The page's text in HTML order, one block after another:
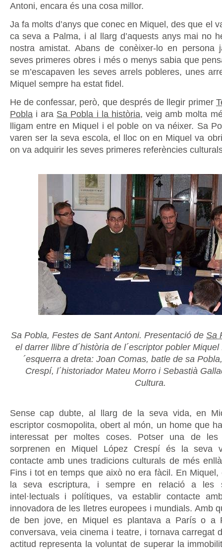
Antoni, encara és una cosa millor.
Ja fa molts d’anys que conec en Miquel, des que el
ca seva a Palma, i al llarg d’aquests anys mai no
nostra amistat. Abans de conèixer-lo en persona
seves primeres obres i més o menys sabia que
se m’escapaven les seves arrels pobleres, unes
Miquel sempre ha estat fidel.
He de confessar, però, que després de llegir primer
Pobla i ara Sa Pobla i la història, veig amb molta
lligam entre en Miquel i el poble on va néixer. Sa
varen ser la seva escola, el lloc on en Miquel va
on va adquirir les seves primeres referències
Sa Pobla, Festes de Sant Antoni. Presentació deSa
el darrer llibre d´història de l´escriptor pobler
´esquerra a dreta: Joan Comas, batle de sa
Crespí, l´historiador Mateu Morro i Sebastià
Cultura.
Sense cap dubte, al llarg de la seva vida, en
escriptor cosmopolita, obert al món, un home que
interessat per moltes coses. Potser una de
sorprenen en Miquel López Crespí és la seva
contacte amb unes tradicions culturals de més
Fins i tot en temps que això no era fàcil. En
la seva escriptura, i sempre en relació a les
intel·lectuals i polítiques, va establir contacte
innovadora de les lletres europees i mundials. Amb
de ben jove, en Miquel es plantava a París o a
conversava, veia cinema i teatre, i tornava carregat
actitud representa la voluntat de superar la